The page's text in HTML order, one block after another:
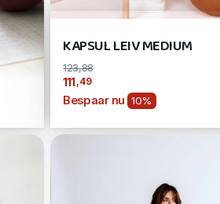
KAPSUL LEIV MEDIUM
123,88
111 ,49
Bespaar nu 10%